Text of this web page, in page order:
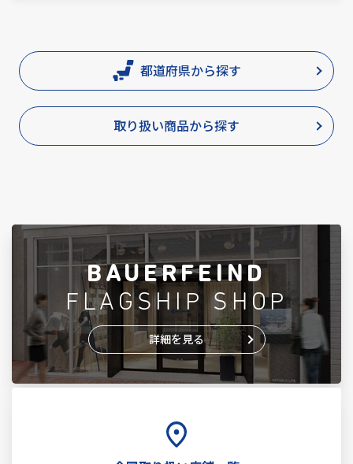
都道府県から探す
取り扱い商品から探す
BAUERFEIND
FLAGSHIP SHOP
詳細を見る